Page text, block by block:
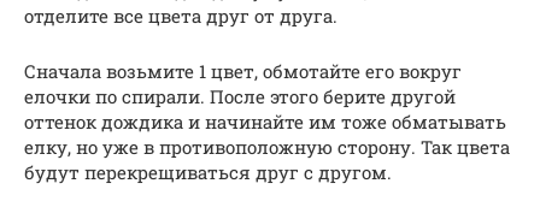
отделите все цвета друг от друга.
Сначала возьмите 1 цвет, обмотайте его вокруг
елочки по спирали. После этого берите другой
оттенок дождика и начинайте им тоже обматывать
елку, но уже в противоположную сторону. Так цвета
будут перекрещиваться друг с другом.